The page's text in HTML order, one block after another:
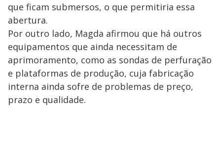
que ficam submersos, o que permitiria essa
abertura.
Por outro lado, Magda afirmou que há outros
equipamentos que ainda necessitam de
aprimoramento, como as sondas de perfuração
e plataformas de produção, cuja fabricação
interna ainda sofre de problemas de preço,
prazo e qualidade.